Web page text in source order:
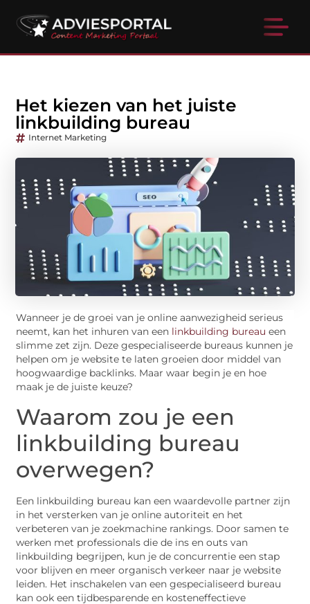
Het kiezen van het juiste
linkbuilding bureau
Internet Marketing
Wanneer je de groei van je online aanwezigheid serieus
neemt, kan het inhuren van een linkbuilding bureau een
slimme zet zijn. Deze gespecialiseerde bureaus kunnen je
helpen om je website te laten groeien door middel van
hoogwaardige backlinks. Maar waar begin je en hoe
maak je de juiste keuze?
Waarom zou je een
linkbuilding bureau
overwegen?
Een linkbuilding bureau kan een waardevolle partner zijn
in het versterken van je online autoriteit en het
verbeteren van je zoekmachine rankings. Door samen te
werken met professionals die de ins en outs van
linkbuilding begrijpen, kun je de concurrentie een stap
voor blijven en meer organisch verkeer naar je website
leiden. Het inschakelen van een gespecialiseerd bureau
kan ook een tijdbesparende en kosteneffectieve